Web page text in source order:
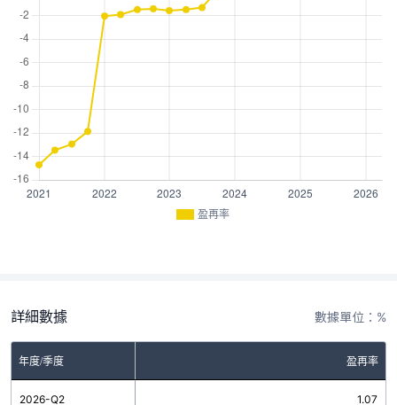
盈再率
詳細數據 數據單位：%
年度/季度 盈再率
2026-Q2 1.07